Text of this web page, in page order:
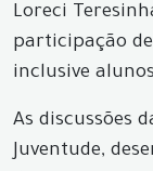
Loreci
participação
inclusive
As discussões
Juventude,